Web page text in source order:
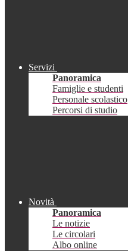
Servizi
Panoramica
Famiglie e studenti
Personale scolastico
Percorsi di studio
Novità
Panoramica
Le notizie
Le circolari
Albo online